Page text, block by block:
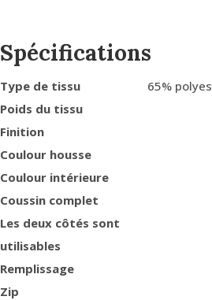
Spécifications
Type de tissu
65%
Poids du tissu
Finition
Coulour housse
Coulour intérieure
Coussin complet
Les deux côtés sont
utilisables
Remplissage
Zip